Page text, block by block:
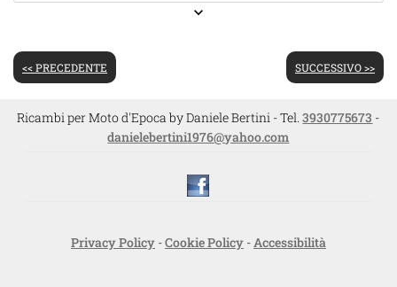
keyboard_arrow_down
<< PRECEDENTE SUCCESSIVO >>
Ricambi per Moto d'Epoca by Daniele Bertini - Tel.3930775673 -
danielebertini1976@yahoo.com
Privacy Policy-Cookie Policy-Accessibilità